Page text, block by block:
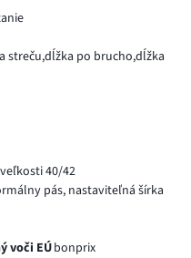
streču,dĺžka po brucho,dĺžka
40/42
pás, nastaviteľná šírka
voči EÚbonprix